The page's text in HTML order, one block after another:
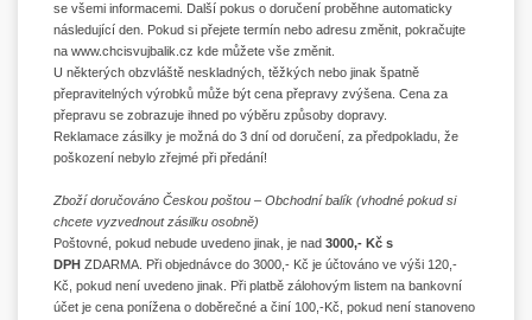
se všemi informacemi. Další pokus o doručení proběhne automaticky
následující den. Pokud si přejete termín nebo adresu změnit, pokračujte
na www.chcisvujbalik.cz kde můžete vše změnit.
U některých obzvláště neskladných, těžkých nebo jinak špatně
přepravitelných výrobků může být cena přepravy zvýšena. Cena za
přepravu se zobrazuje ihned po výběru způsoby dopravy.
Reklamace zásilky je možná do 3 dní od doručení, za předpokladu, že
poškození nebylo zřejmé při předání!
Zboží doručováno Českou poštou – Obchodní balík (vhodné pokud si
chcete vyzvednout zásilku osobně)
Poštovné, pokud nebude uvedeno jinak, je nad 3000,- Kč s
DPH ZDARMA. Při objednávce do 3000,- Kč je účtováno ve výši 120,-
Kč, pokud není uvedeno jinak. Při platbě zálohovým listem na bankovní
účet je cena ponížena o doběrečné a činí 100,-Kč, pokud není stanoveno